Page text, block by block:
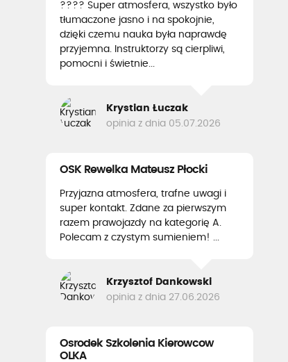
???? Super atmosfera, wszystko było
tłumaczone jasno i na spokojnie,
dzięki czemu nauka była naprawdę
przyjemna. Instruktorzy są cierpliwi,
pomocni i świetnie...
Krystian Łuczak
opinia z dnia 05.07.2026
OSK Rewelka Mateusz Płocki
Przyjazna atmosfera, trafne uwagi i
super kontakt. Zdane za pierwszym
razem prawojazdy na kategorię A.
Polecam z czystym sumieniem! ...
Krzysztof Dankowski
opinia z dnia 27.06.2026
Osrodek Szkolenia Kierowcow
OLKA